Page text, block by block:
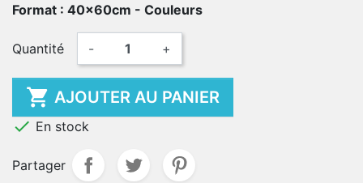
Format : 40x60cm - Couleurs
Quantité - +
 AJOUTER AU PANIER
 En stock
Partager